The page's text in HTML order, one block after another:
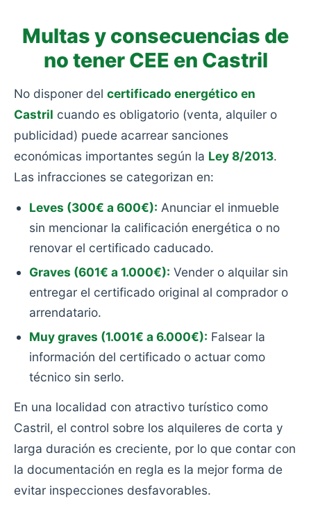
Multas y consecuencias de
no tener CEE en Castril
No disponer del certificado energético en
Castril cuando es obligatorio (venta, alquiler o
publicidad) puede acarrear sanciones
económicas importantes según la Ley 8/2013.
Las infracciones se categorizan en:
Leves (300€ a 600€): Anunciar el inmueble
sin mencionar la calificación energética o no
renovar el certificado caducado.
Graves (601€ a 1.000€): Vender o alquilar sin
entregar el certificado original al comprador o
arrendatario.
Muy graves (1.001€ a 6.000€): Falsear la
información del certificado o actuar como
técnico sin serlo.
En una localidad con atractivo turístico como
Castril, el control sobre los alquileres de corta y
larga duración es creciente, por lo que contar con
la documentación en regla es la mejor forma de
evitar inspecciones desfavorables.